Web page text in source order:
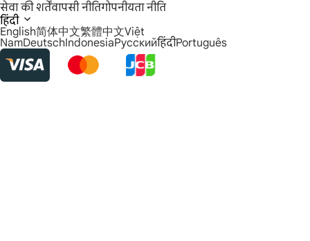
सेवा की शर्तेंवापसी नीतिगोपनीयता नीति
हिंदी
English简体中文繁體中文Việt
NamDeutschIndonesiaРусскийहिंदीPortuguês